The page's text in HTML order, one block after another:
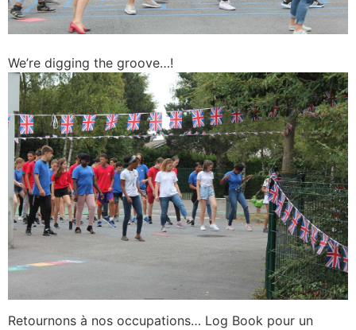
We’re digging the groove…!
Retournons à nos occupations… Log Book pour un